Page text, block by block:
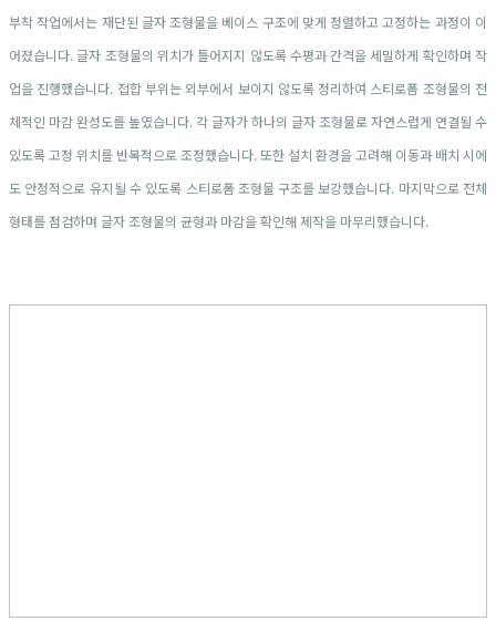
부착 작업에서는 재단된 글자 조형물을 베이스 구조에 맞게 정렬하고 고정하는 과정이 이
어졌습니다. 글자 조형물의 위치가 틀어지지 않도록 수평과 간격을 세밀하게 확인하며 작
업을 진행했습니다. 접합 부위는 외부에서 보이지 않도록 정리하여 스티로폼 조형물의 전
체적인 마감 완성도를 높였습니다. 각 글자가 하나의 글자 조형물로 자연스럽게 연결될 수
있도록 고정 위치를 반복적으로 조정했습니다. 또한 설치 환경을 고려해 이동과 배치 시에
도 안정적으로 유지될 수 있도록 스티로폼 조형물 구조를 보강했습니다. 마지막으로 전체
형태를 점검하며 글자 조형물의 균형과 마감을 확인해 제작을 마무리했습니다.